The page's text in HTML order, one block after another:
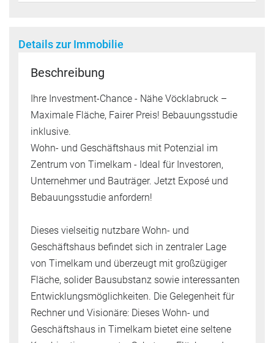
Details zur Immobilie
Beschreibung
Ihre Investment-Chance - Nähe Vöcklabruck –
Maximale Fläche, Fairer Preis! Bebauungsstudie
inklusive.
Wohn- und Geschäftshaus mit Potenzial im
Zentrum von Timelkam - Ideal für Investoren,
Unternehmer und Bauträger. Jetzt Exposé und
Bebauungsstudie anfordern!
Dieses vielseitig nutzbare Wohn- und
Geschäftshaus befindet sich in zentraler Lage
von Timelkam und überzeugt mit großzügiger
Fläche, solider Bausubstanz sowie interessanten
Entwicklungsmöglichkeiten. Die Gelegenheit für
Rechner und Visionäre: Dieses Wohn- und
Geschäftshaus in Timelkam bietet eine seltene